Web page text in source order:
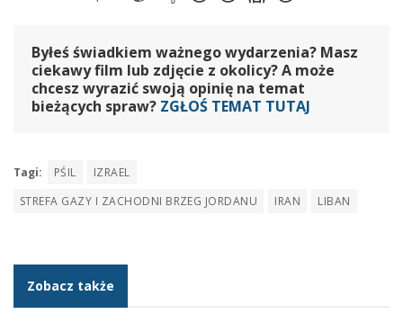
Byłeś świadkiem ważnego wydarzenia? Masz
ciekawy film lub zdjęcie z okolicy? A może
chcesz wyrazić swoją opinię na temat
bieżących spraw? ZGŁOŚ TEMAT TUTAJ
Tagi: PŚIL
IZRAEL
STREFA GAZY I ZACHODNI BRZEG JORDANU
IRAN LIBAN
Zobacz także